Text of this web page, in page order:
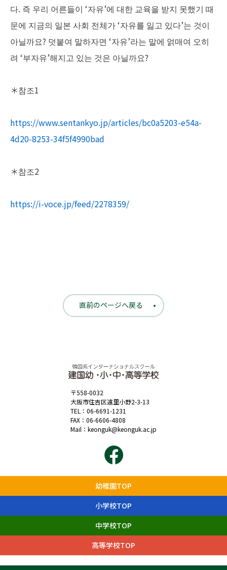
다. 즉 우리 어른들이 ‘자유’에 대한 교육을 받지 못했기 때
문에 지금의 일본 사회 전체가 ‘자유를 잃고 있다’는 것이
아닐까요? 덧붙여 말하자면 ‘자유’라는 말에 얽매여 오히
려 ‘부자유’해지고 있는 것은 아닐까요?
＊참조1
https://www.sentankyo.jp/articles/bc0a5203-e54a-
4d20-8253-34f5f4990bad
＊참조2
https://i-voce.jp/feed/2278359/
直前のページへ戻る
〒558-0032
大阪市住吉区遠里小野2-3-13
TEL： 06-6691-1231
FAX：06-6606-4808
Mail： keonguk@keonguk.ac.jp
幼稚園TOP
小学校TOP
中学校TOP
高等学校TOP